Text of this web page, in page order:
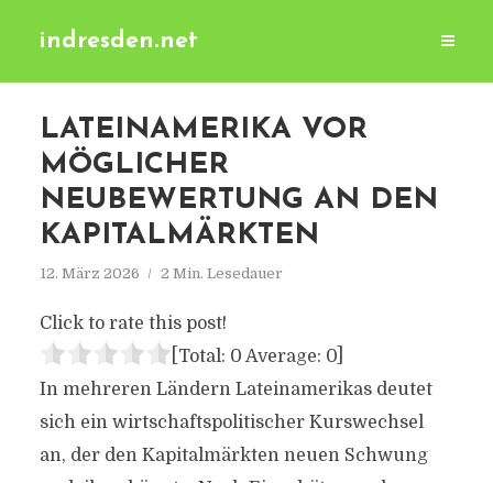
indresden.net
LATEINAMERIKA VOR
MÖGLICHER
NEUBEWERTUNG AN DEN
KAPITALMÄRKTEN
12. März 2026 2 Min. Lesedauer
Click to rate this post!
[Total: 0 Average: 0]
In mehreren Ländern Lateinamerikas deutet
sich ein wirtschaftspolitischer Kurswechsel
an, der den Kapitalmärkten neuen Schwung